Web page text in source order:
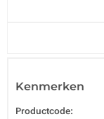
Kenmerken
Productcode: